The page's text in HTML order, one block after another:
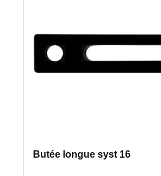
Butée longue syst 16